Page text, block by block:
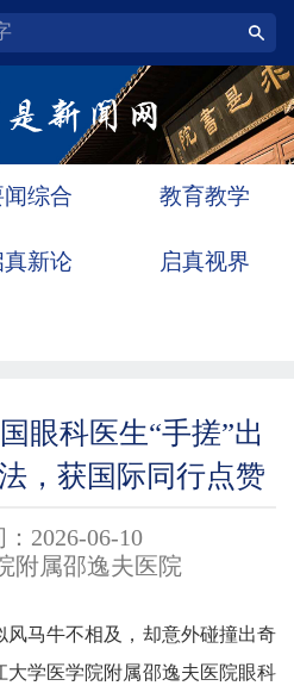
闻综合 教育教学
真新论 启真视界
眼科医生“手搓”出
，获国际同行点赞
2026-06-10
附属邵逸夫医院
风马牛不相及，却意外碰撞出奇
大学医学院附属邵逸夫医院眼科